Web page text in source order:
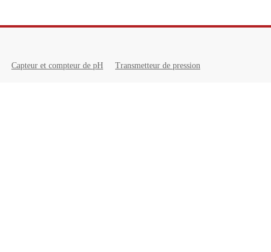
Capteur et compteur de pH Transmetteur de pression